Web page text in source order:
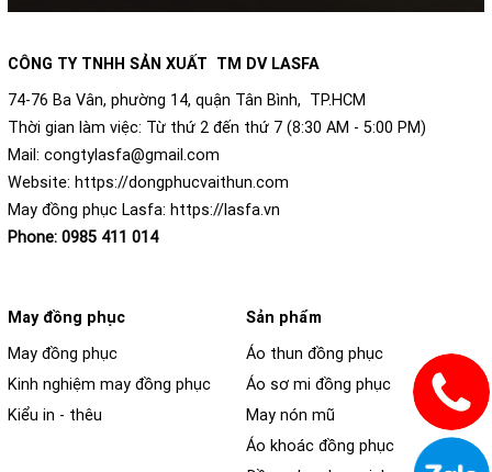
CÔNG TY TNHH SẢN XUẤT TM DV LASFA
74-76 Ba Vân, phường 14, quận Tân Bình, TP.HCM
Thời gian làm việc: Từ thứ 2 đến thứ 7 (8:30 AM - 5:00 PM)
Mail:congtylasfa@gmail.com
Website:https://dongphucvaithun.com
May đồng phục Lasfa:https://lasfa.vn
Phone:0985 411 014
May đồng phục
May đồng phục
Kinh nghiệm may đồng phục
Kiểu in - thêu
Sản phẩm
Áo thun đồng phục
Áo sơ mi đồng phục
May nón mũ
Áo khoác đồng phục